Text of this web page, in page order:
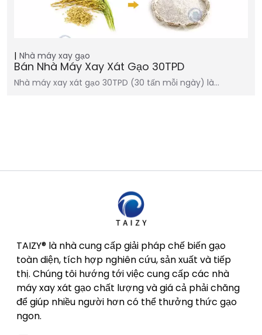
Nhà máy xay gạo
Bán Nhà Máy Xay Xát Gạo 30TPD
Nhà máy xay xát gạo 30TPD (30 tấn mỗi ngày) là…
TAIZY® là nhà cung cấp giải pháp chế biến gạo
toàn diện, tích hợp nghiên cứu, sản xuất và tiếp
thị. Chúng tôi hướng tới việc cung cấp các nhà
máy xay xát gạo chất lượng và giá cả phải chăng
để giúp nhiều người hơn có thể thưởng thức gạo
ngon.